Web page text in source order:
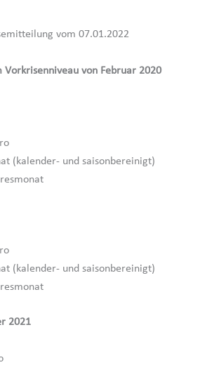
vom 07.01.2022
Vorkrisenniveau von Februar 2020
(kalender- und saisonbereinigt)
(kalender- und saisonbereinigt)
2021